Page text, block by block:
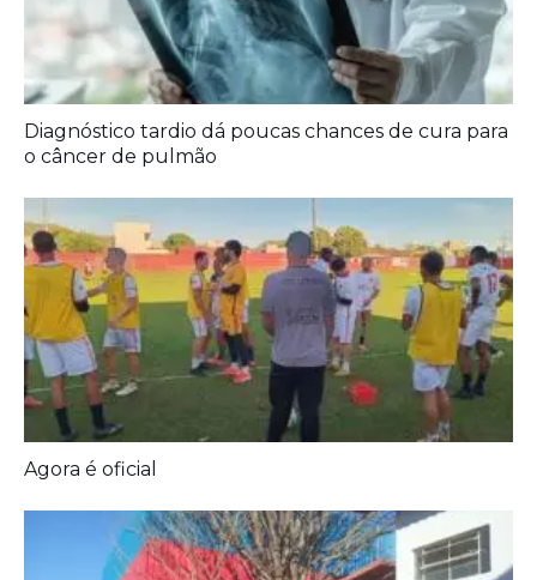
Agora é oficial
Prefeitura entrega melhorias em escolas